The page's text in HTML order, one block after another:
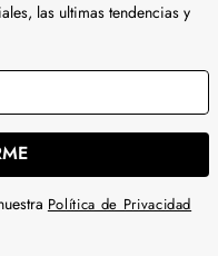
las ultimas tendencias y
Política de Privacidad